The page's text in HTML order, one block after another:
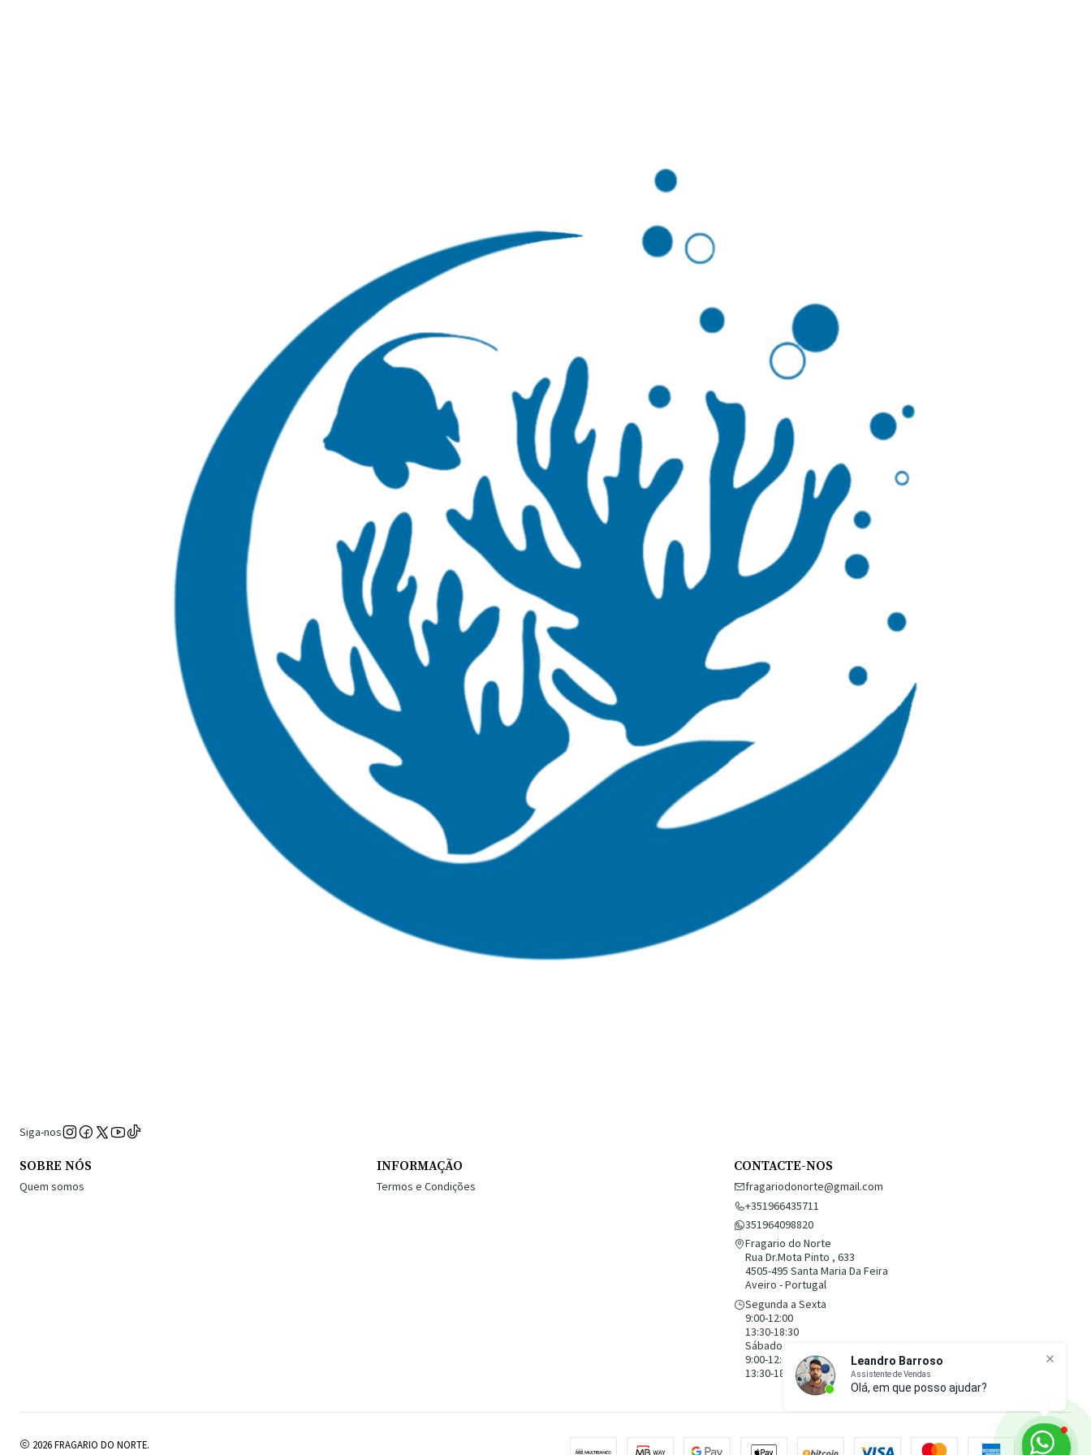
Siga-nos
SOBRE NÓS
Quem somos
INFORMAÇÃO
Termos e Condições
CONTACTE-NOS
fragariodonorte@gmail.com
+351966435711
351964098820
Fragario do Norte
Rua Dr.Mota Pinto , 633
4505-495 Santa Maria Da Feira
Aveiro - Portugal
Segunda a Sexta
9:00-12:00
13:30-18:30
Sábado
9:00-12:00
13:30-18:30
2026 FRAGARIO DO NORTE.